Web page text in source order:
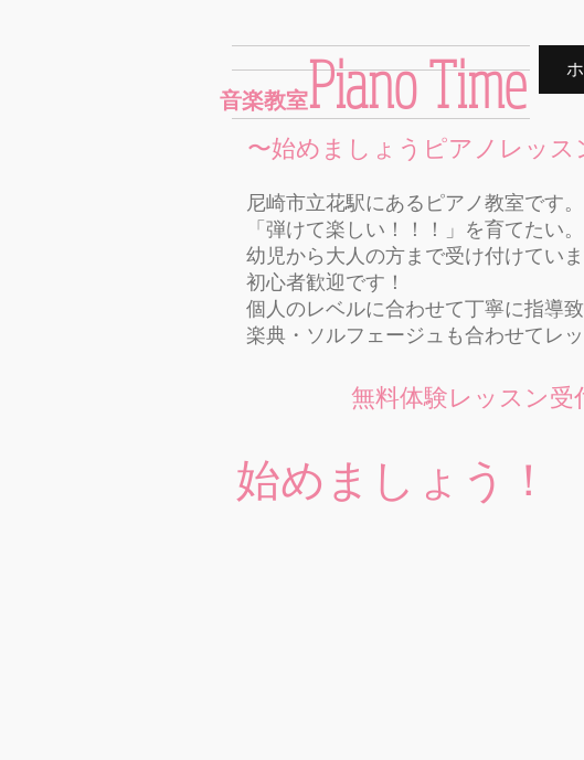
音楽教室Piano Time
〜始めましょうピアノレッス
尼崎市立花駅にあるピアノ教室です。
「弾けて楽しい！！！」を育てたい。
幼児から大人の方まで受け付けていま
初心者歓迎です！
個人のレベルに合わせて丁寧に指導致
楽典・ソルフェージュも合わせてレッ
無料体験レッスン受
始めましょう！